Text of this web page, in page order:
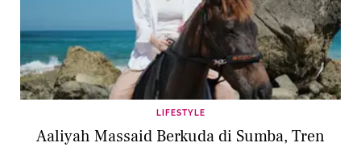
LIFESTYLE
Aaliyah Massaid Berkuda di Sumba, Tren